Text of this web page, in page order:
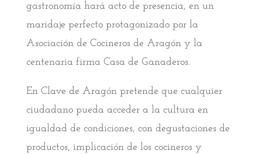
gastronomía hará acto de presencia, en un
maridaje perfecto protagonizado por la
Asociación de Cocineros de Aragón y la
centenaria firma Casa de Ganaderos.
En Clave de Aragón pretende que cualquier
ciudadano pueda acceder a la cultura en
igualdad de condiciones, con degustaciones de
productos, implicación de los cocineros y